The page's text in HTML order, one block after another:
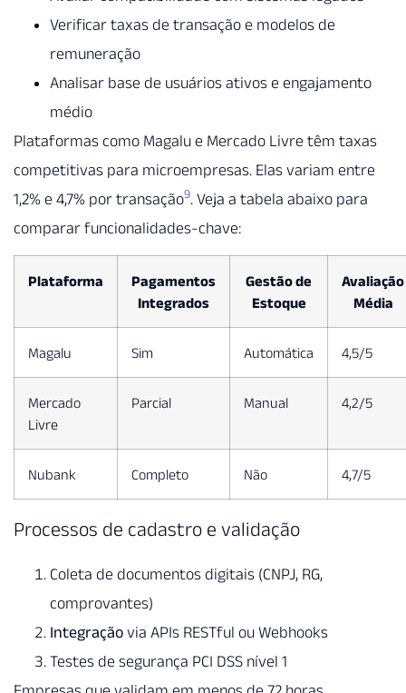
Verificar taxas de transação e modelos de
remuneração
Analisar base de usuários ativos e engajamento
médio
Plataformas como Magalu e Mercado Livre têm taxas
competitivas para microempresas. Elas variam entre
1,2% e 4,7% por transação9. Veja a tabela abaixo para
comparar funcionalidades-chave:
Plataforma
Pagamentos
Integrados
Gestão de
Estoque
Avaliação
Média
Magalu Sim Automática 4,5/5
Mercado
Livre
Parcial Manual 4,2/5
Nubank Completo Não 4,7/5
Processos de cadastro e validação
Coleta de documentos digitais (CNPJ, RG,
comprovantes)
Integração via APIs RESTful ou Webhooks
Testes de segurança PCI DSS nível 1